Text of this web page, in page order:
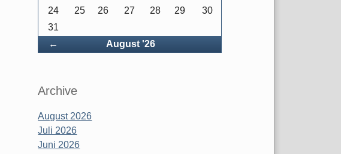
← August '26
24
25 26 27 28 29
30
31
Archive
August 2026
Juli 2026
Juni 2026